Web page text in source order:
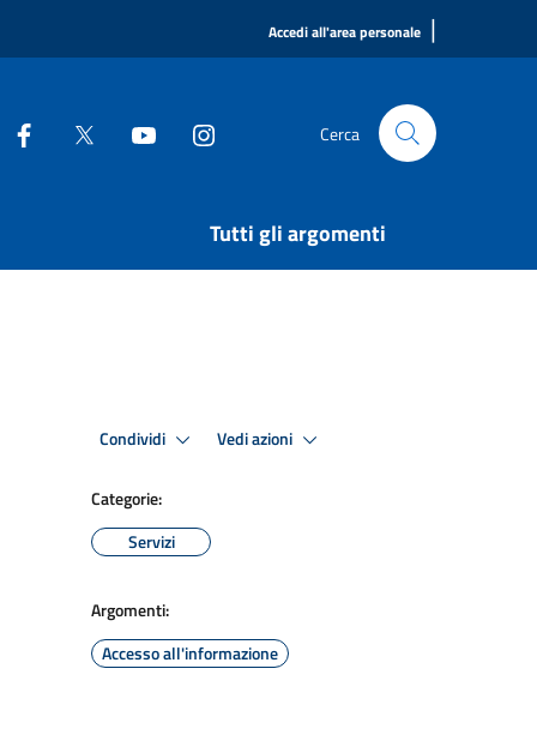
Accedi all'area personale |
Cerca
Tutti gli argomenti
Condividi Vedi azioni
Categorie:
Servizi
Argomenti:
Accesso all'informazione